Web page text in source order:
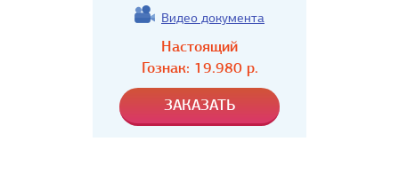
Видео документа
Настоящий
Гознак: 19.980р.